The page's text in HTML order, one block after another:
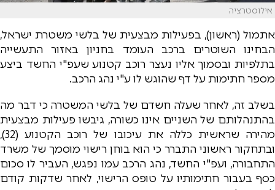
אילוסטרציה
אתמול (ראשון), בפעילות מבצעית של בלשי משטרת ישראל,
הבחינו השוטרים ברכב העומד בחניון באזור התעשייה
בתלפיות ובסמוך אליו נעצר רוכב קטנוע שעפ"י החשד ביצע
מספר חתימות על דף שהוגש לו ע"י נהג הרכב.
בשלב זה, לאחר שעלה חשדם של בלשי המשטרה כי דבר מה
בהתנהלותם של השניים אינו כשורה, גיבשו פעילות מבצעית
מהירה שראשית כללה את עיכובו של רוכב הקטנוע (32),
ובתחקור ראשוני התברר כי הוא בוחן רישוי מוסמך של משרד
התחבורה, ועפ"י החשד, נהג הרכב עמו נפגש, העביר לו סכום
כסף בעבור חתימותיו על טופס הרישוי, לאחר שדקות קודם